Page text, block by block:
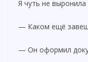
Я чуть не
— Каком ещё
— Он оформил